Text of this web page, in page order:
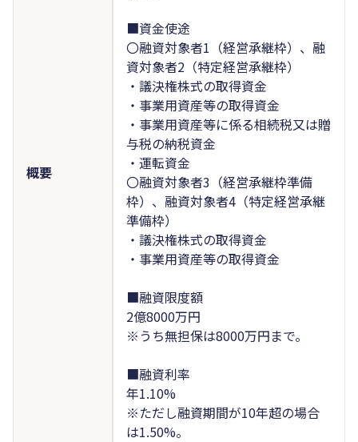
概要
■資金使途
〇融資対象者1（経営承継枠）、融
資対象者2（特定経営承継枠）
・議決権株式の取得資金
・事業用資産等の取得資金
・事業用資産等に係る相続税又は贈
与税の納税資金
・運転資金
〇融資対象者3（経営承継枠準備
枠）、融資対象者4（特定経営承継
準備枠）
・議決権株式の取得資金
・事業用資産等の取得資金
■融資限度額
2億8000万円
※うち無担保は8000万円まで。
■融資利率
年1.10%
※ただし融資期間が10年超の場合
は1.50%。